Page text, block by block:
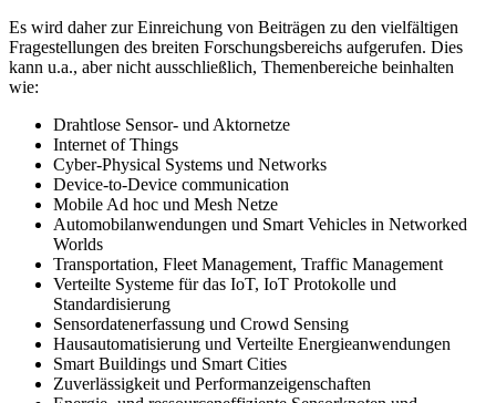
Es wird daher zur Einreichung von Beiträgen zu den vielfältigen
Fragestellungen des breiten Forschungsbereichs aufgerufen. Dies
kann u.a., aber nicht ausschließlich, Themenbereiche beinhalten
wie:
Drahtlose Sensor- und Aktornetze
Internet of Things
Cyber-Physical Systems und Networks
Device-to-Device communication
Mobile Ad hoc und Mesh Netze
Automobilanwendungen und Smart Vehicles in Networked
Worlds
Transportation, Fleet Management, Traffic Management
Verteilte Systeme für das IoT, IoT Protokolle und
Standardisierung
Sensordatenerfassung und Crowd Sensing
Hausautomatisierung und Verteilte Energieanwendungen
Smart Buildings und Smart Cities
Zuverlässigkeit und Performanzeigenschaften